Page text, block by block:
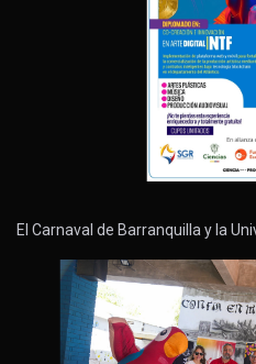
El Carnaval de Barranquilla y la